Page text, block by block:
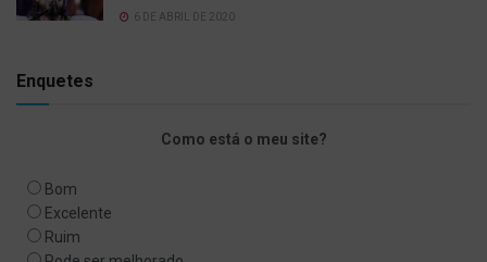
6 DE ABRIL DE 2020
Enquetes
Como está o meu site?
Bom
Excelente
Ruim